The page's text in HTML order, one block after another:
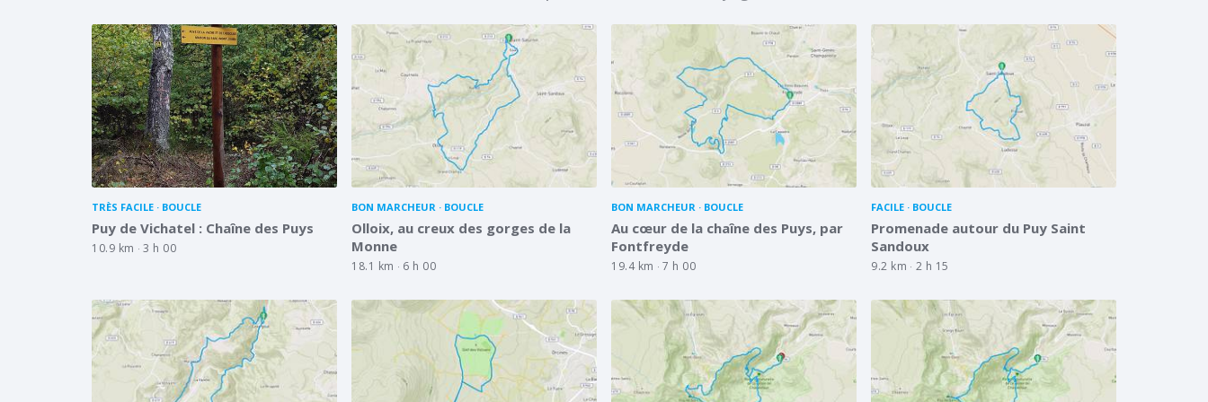
TRÈS FACILE BOUCLE
Puy de Vichatel : Chaîne des Puys
10.9 km 3 h 00
BON MARCHEUR BOUCLE
Olloix, au creux des gorges de la
Monne
18.1 km 6 h 00
BON MARCHEUR BOUCLE
Au cœur de la chaîne des Puys, par
Fontfreyde
19.4 km 7 h 00
FACILE BOUCLE
Promenade autour du Puy Saint
Sandoux
9.2 km 2 h 15